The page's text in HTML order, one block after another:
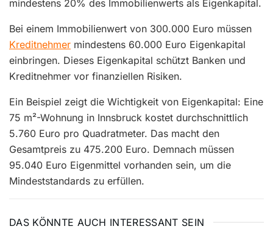
mindestens 20% des Immobilienwerts als Eigenkapital.
Bei einem Immobilienwert von 300.000 Euro müssen
Kreditnehmer mindestens 60.000 Euro Eigenkapital
einbringen. Dieses Eigenkapital schützt Banken und
Kreditnehmer vor finanziellen Risiken.
Ein Beispiel zeigt die Wichtigkeit von Eigenkapital: Eine
75 m²-Wohnung in Innsbruck kostet durchschnittlich
5.760 Euro pro Quadratmeter. Das macht den
Gesamtpreis zu 475.200 Euro. Demnach müssen
95.040 Euro Eigenmittel vorhanden sein, um die
Mindeststandards zu erfüllen.
DAS KÖNNTE AUCH INTERESSANT SEIN